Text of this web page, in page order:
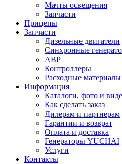
Мачты освещения
Запчасти
Прицепы
Запчасти
Дизельные двигатели
Синхронные
АВР
Контроллеры
Расходные материалы
Информация
Каталоги, фото и
Как сделать заказ
Дилерам и партнерам
Гарантии и возврат
Оплата и доставка
Генераторы YUCHAI
Услуги
Контакты